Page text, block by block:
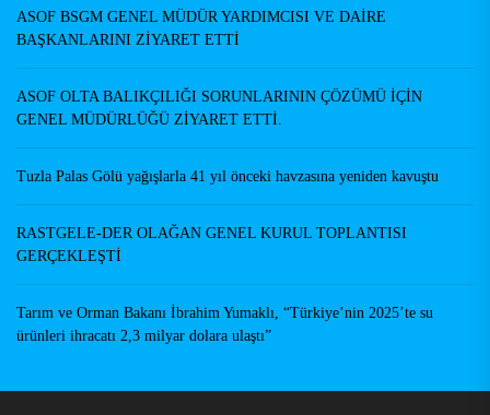
ASOF BSGM GENEL MÜDÜR YARDIMCISI VE DAİRE
BAŞKANLARINI ZİYARET ETTİ
ASOF OLTA BALIKÇILIĞI SORUNLARININ ÇÖZÜMÜ İÇİN
GENEL MÜDÜRLÜĞÜ ZİYARET ETTİ.
Tuzla Palas Gölü yağışlarla 41 yıl önceki havzasına yeniden kavuştu
RASTGELE-DER OLAĞAN GENEL KURUL TOPLANTISI
GERÇEKLEŞTİ
Tarım ve Orman Bakanı İbrahim Yumaklı, “Türkiye’nin 2025’te su
ürünleri ihracatı 2,3 milyar dolara ulaştı”